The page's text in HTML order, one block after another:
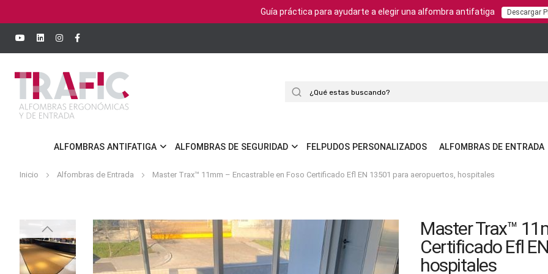
Guía práctica para ayudarte a elegir una alfombra antifatiga Descargar
ALFOMBRAS ANTIFATIGA ALFOMBRAS DE SEGURIDAD FELPUDOS PERSONALIZADOS ALFOMBRAS DE ENTRADA
Inicio Alfombras de Entrada Master Trax™ 11mm – Encastrable en Foso Certificado Efl EN 13501 para aeropuertos, hospitales
al
final
de
Master Trax™
Certificado Efl
hospitales